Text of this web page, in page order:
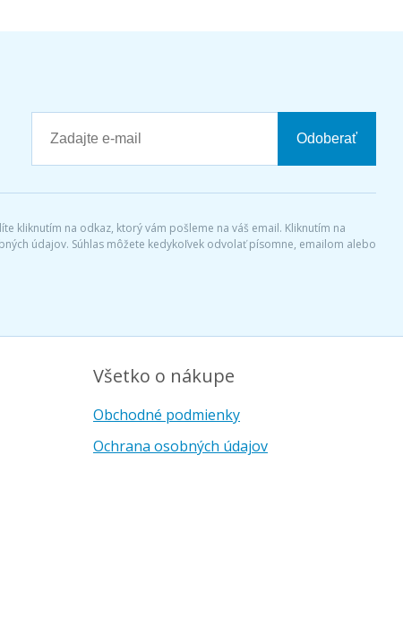
Odoberať
kliknutím na odkaz, ktorý vám pošleme na váš email. Kliknutím na
údajov. Súhlas môžete kedykoľvek odvolať písomne, emailom alebo
Všetko o nákupe
Obchodné podmienky
Ochrana osobných údajov